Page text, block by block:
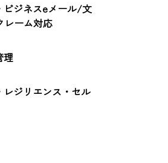
ビジネスeメール/文
レーム対応
理
レジリエンス・セル